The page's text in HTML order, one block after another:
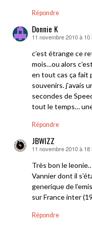
Répondre
Donnie K
dit :
11 novembre 2010 à 10
c’est étrange ce
mois…ou alors
en tout cas ça fait
souvenirs. j’avais
secondes de
tout le temps…
Répondre
JBWIZZ
dit :
11 novembre 2010 à 18
Très bon le
Vannier dont il
generique de
sur France inter
Répondre